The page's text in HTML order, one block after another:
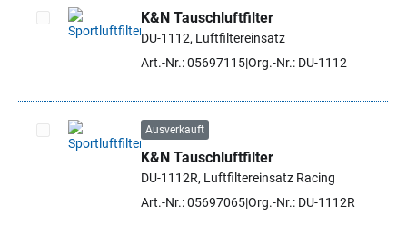
Artikel auswählen
K&N Tauschluftfilter
DU-1112, Luftfiltereinsatz
Art.-Nr.: 05697115Org.-Nr.: DU-1112
Artikel auswählen
Ausverkauft
K&N Tauschluftfilter
DU-1112R, Luftfiltereinsatz Racing
Art.-Nr.: 05697065Org.-Nr.: DU-1112R